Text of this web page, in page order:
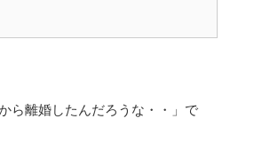
ら離婚したんだろうな・・」で